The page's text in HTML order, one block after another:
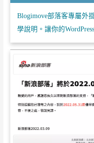
Blogimove部落客專屬外
學說明。讓你的